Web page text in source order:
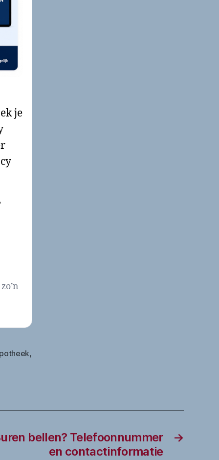
je
,
→
bellen? Telefoonnummer
en contactinformatie